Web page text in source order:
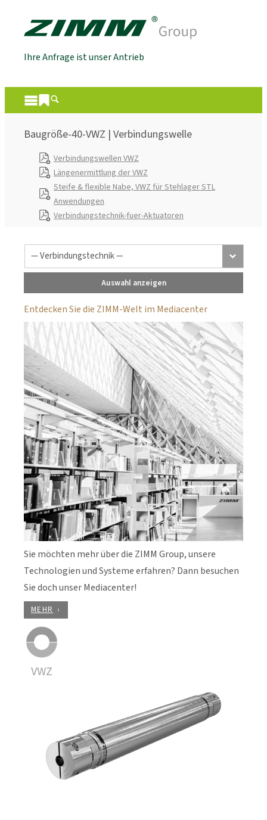
Ihre Anfrage ist unser Antrieb
Baugröße-40-VWZ | Verbindungswelle
Verbindungswellen VWZ
Längenermittlung der VWZ
Steife & flexible Nabe, VWZ für Stehlager STL
Anwendungen
Verbindungstechnik-fuer-Aktuatoren
Auswahl anzeigen
Entdecken Sie die ZIMM-Welt im Mediacenter
Sie möchten mehr über die ZIMM Group, unsere
Technologien und Systeme erfahren? Dann besuchen
Sie doch unser Mediacenter!
MEHR